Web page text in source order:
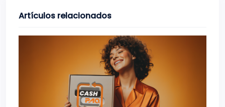
Artículos relacionados